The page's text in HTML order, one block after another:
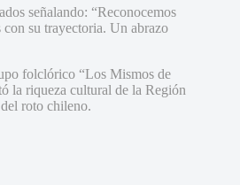
señalando: “Reconocemos
su trayectoria. Un abrazo
folclórico “Los Mismos de
la riqueza cultural de la Región
roto chileno.